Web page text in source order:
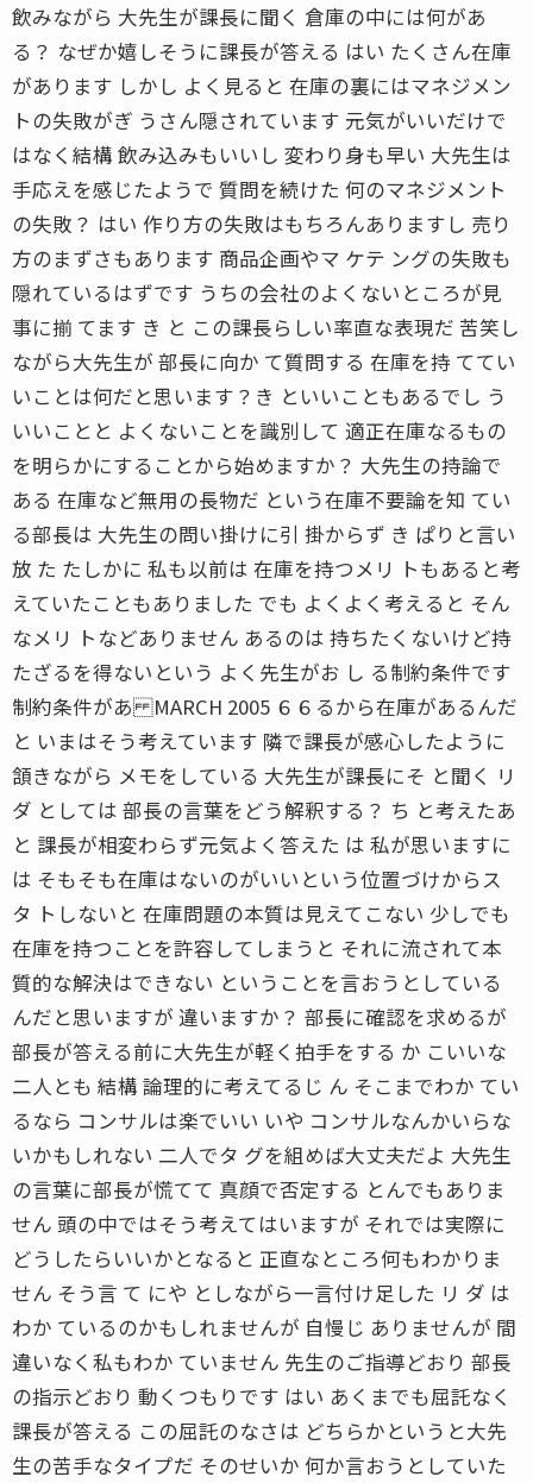
飲みながら 大先生が課長に聞く 倉庫の中には何があ
る？ なぜか嬉しそうに課長が答える はい たくさん在庫
があります しかし よく見ると 在庫の裏にはマネジメン
トの失敗がぎ うさん隠されています 元気がいいだけで
はなく結構 飲み込みもいいし 変わり身も早い 大先生は
手応えを感じたようで 質問を続けた 何のマネジメント
の失敗？ はい 作り方の失敗はもちろんありますし 売り
方のまずさもあります 商品企画やマ ケテ ングの失敗も
隠れているはずです うちの会社のよくないところが見
事に揃 てます き と この課長らしい率直な表現だ 苦笑し
ながら大先生が 部長に向か て質問する 在庫を持 ててい
いことは何だと思います？き といいこともあるでし う
いいことと よくないことを識別して 適正在庫なるもの
を明らかにすることから始めますか？ 大先生の持論で
ある 在庫など無用の長物だ という在庫不要論を知 てい
る部長は 大先生の問い掛けに引 掛からず き ぱりと言い
放 た たしかに 私も以前は 在庫を持つメリ トもあると考
えていたこともありました でも よくよく考えると そん
なメリ トなどありません あるのは 持ちたくないけど持
たざるを得ないという よく先生がお し る制約条件です
制約条件があ MARCH 2005 ６６るから在庫があるんだ
と いまはそう考えています 隣で課長が感心したように
頷きながら メモをしている 大先生が課長にそ と聞く リ
ダ としては 部長の言葉をどう解釈する？ ち と考えたあ
と 課長が相変わらず元気よく答えた は 私が思いますに
は そもそも在庫はないのがいいという位置づけからス
タ トしないと 在庫問題の本質は見えてこない 少しでも
在庫を持つことを許容してしまうと それに流されて本
質的な解決はできない ということを言おうとしている
んだと思いますが 違いますか？ 部長に確認を求めるが
部長が答える前に大先生が軽く拍手をする か こいいな
二人とも 結構 論理的に考えてるじ ん そこまでわか てい
るなら コンサルは楽でいい いや コンサルなんかいらな
いかもしれない 二人でタ グを組めば大丈夫だよ 大先生
の言葉に部長が慌てて 真顔で否定する とんでもありま
せん 頭の中ではそう考えてはいますが それでは実際に
どうしたらいいかとなると 正直なところ何もわかりま
せん そう言 て にや としながら一言付け足した リ ダ は
わか ているのかもしれませんが 自慢じ ありませんが 間
違いなく私もわか ていません 先生のご指導どおり 部長
の指示どおり 動くつもりです はい あくまでも屈託なく
課長が答える この屈託のなさは どちらかというと大先
生の苦手なタイプだ そのせいか 何か言おうとしていた